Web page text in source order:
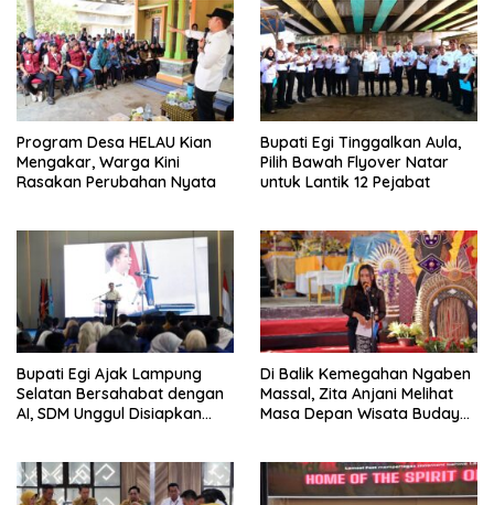
Program Desa HELAU Kian
Mengakar, Warga Kini
Rasakan Perubahan Nyata
Bupati Egi Tinggalkan Aula,
Pilih Bawah Flyover Natar
untuk Lantik 12 Pejabat
Bupati Egi Ajak Lampung
Selatan Bersahabat dengan
AI, SDM Unggul Disiapkan
Di Balik Kemegahan Ngaben
Massal, Zita Anjani Melihat
Masa Depan Wisata Budaya